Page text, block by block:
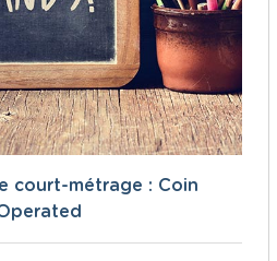
court-métrage : Coin